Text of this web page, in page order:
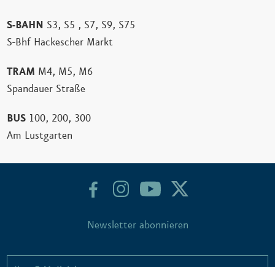
S-BAHN S3, S5 , S7, S9, S75
S-Bhf Hackescher Markt
TRAM M4, M5, M6
Spandauer Straße
BUS 100, 200, 300
Am Lustgarten
Newsletter abonnieren